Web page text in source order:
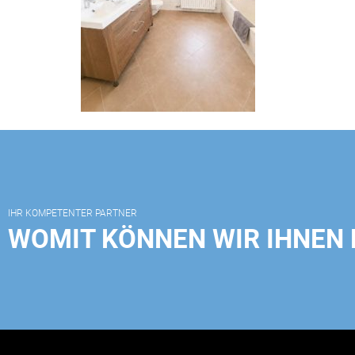
IHR KOMPETENTER PARTNER
WOMIT KÖNNEN WIR IHNEN